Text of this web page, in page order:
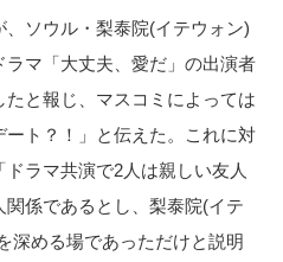
ソウル・梨泰院(イテウォン)
マ「大丈夫、愛だ」の出演者
と報じ、マスコミによっては
ト？！」と伝えた。これに対
ラマ共演で2人は親しい友人
係であるとし、梨泰院(イテ
深める場であっただけと説明